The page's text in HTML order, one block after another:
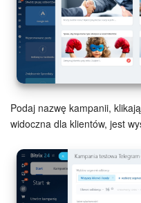
e-Podpis
e-Podpis w HR
Telefonia
Kreator BI
Sklep online
Workflow
Podaj nazwę kampanii,
widoczna dla klientów, jest